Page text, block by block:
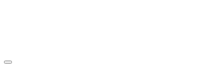
Primary